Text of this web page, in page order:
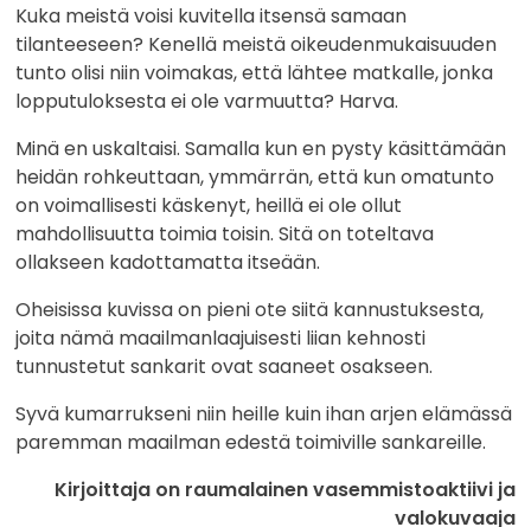
Kuka meistä voisi kuvitella itsensä samaan
tilanteeseen? Kenellä meistä oikeudenmukaisuuden
tunto olisi niin voimakas, että lähtee matkalle, jonka
lopputuloksesta ei ole varmuutta? Harva.
Minä en uskaltaisi. Samalla kun en pysty käsittämään
heidän rohkeuttaan, ymmärrän, että kun omatunto
on voimallisesti käskenyt, heillä ei ole ollut
mahdollisuutta toimia toisin. Sitä on toteltava
ollakseen kadottamatta itseään.
Oheisissa kuvissa on pieni ote siitä kannustuksesta,
joita nämä maailmanlaajuisesti liian kehnosti
tunnustetut sankarit ovat saaneet osakseen.
Syvä kumarrukseni niin heille kuin ihan arjen elämässä
paremman maailman edestä toimiville sankareille.
Kirjoittaja on raumalainen vasemmistoaktiivi ja
valokuvaaja